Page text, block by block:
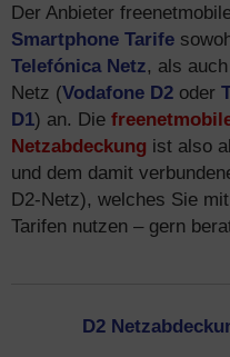
Der Anbieter
Smartphone Tarife
Telefónica Netz, als
Netz (Vodafone D2 oder
D1) an. Die
Netzabdeckung ist also
und dem damit
D2-Netz), welches Sie
Tarifen nutzen – gern
D2